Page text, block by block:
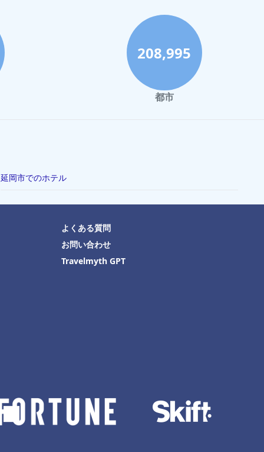
208,995
都市
延岡市でのホテル
よくある質問
お問い合わせ
Travelmyth GPT